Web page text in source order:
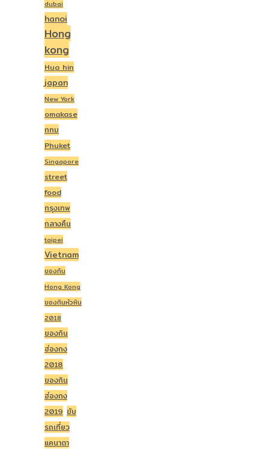
dubai
hanoi
Hong
kong
Hua hin
japan
New York
omakase
กทม
Phuket
Singapore
street
food
กรุงเทพ
กลางคืน
taipei
Vietnam
ของกิน
Hong Kong
ของกินหัวหิน
2018
ของกิน
ฮ่องกง
2018
ของกิน
ฮ่องกง
2019 ขับ
รถเที่ยว
แคนาดา